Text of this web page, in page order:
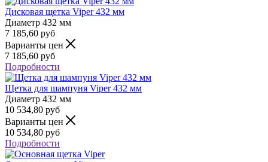
Дисковая щетка Viper 432 мм
Диаметр 432 мм
7 185,60 руб
Варианты цен
7 185,60 руб
Подробности
Щетка для шампуня Viper 432 мм
Диаметр 432 мм
10 534,80 руб
Варианты цен
10 534,80 руб
Подробности